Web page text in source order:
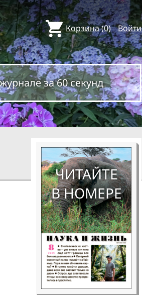
Корзина(0) Войти
за 60 секунд
ЧИТАЙТЕ
В НОМЕРЕ